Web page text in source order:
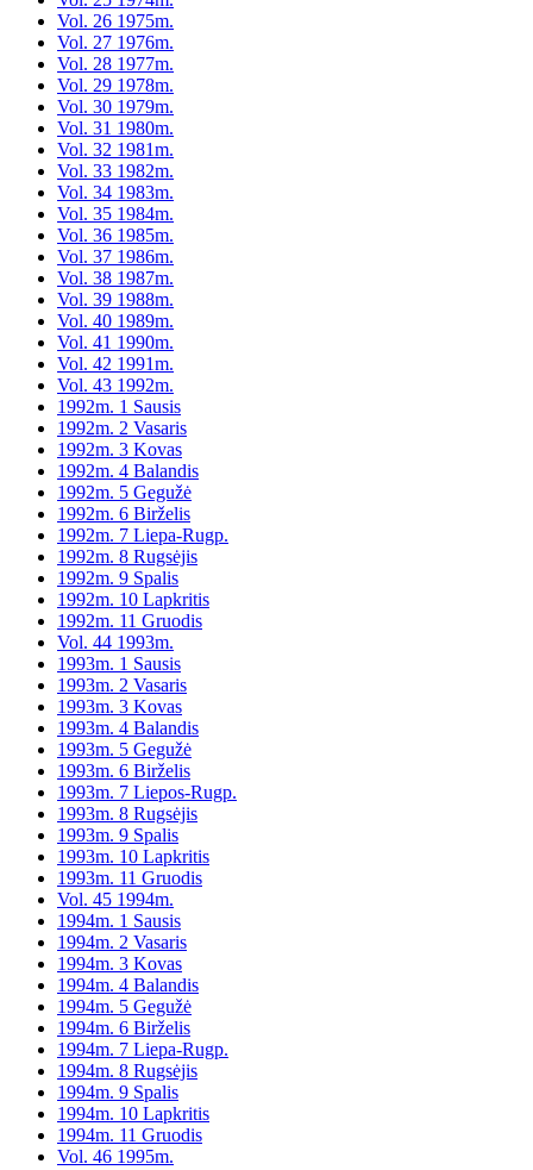
Vol. 26 1975m.
Vol. 27 1976m.
Vol. 28 1977m.
Vol. 29 1978m.
Vol. 30 1979m.
Vol. 31 1980m.
Vol. 32 1981m.
Vol. 33 1982m.
Vol. 34 1983m.
Vol. 35 1984m.
Vol. 36 1985m.
Vol. 37 1986m.
Vol. 38 1987m.
Vol. 39 1988m.
Vol. 40 1989m.
Vol. 41 1990m.
Vol. 42 1991m.
Vol. 43 1992m.
1992m. 1 Sausis
1992m. 2 Vasaris
1992m. 3 Kovas
1992m. 4 Balandis
1992m. 5 Gegužė
1992m. 6 Birželis
1992m. 7 Liepa-Rugp.
1992m. 8 Rugsėjis
1992m. 9 Spalis
1992m. 10 Lapkritis
1992m. 11 Gruodis
Vol. 44 1993m.
1993m. 1 Sausis
1993m. 2 Vasaris
1993m. 3 Kovas
1993m. 4 Balandis
1993m. 5 Gegužė
1993m. 6 Birželis
1993m. 7 Liepos-Rugp.
1993m. 8 Rugsėjis
1993m. 9 Spalis
1993m. 10 Lapkritis
1993m. 11 Gruodis
Vol. 45 1994m.
1994m. 1 Sausis
1994m. 2 Vasaris
1994m. 3 Kovas
1994m. 4 Balandis
1994m. 5 Gegužė
1994m. 6 Birželis
1994m. 7 Liepa-Rugp.
1994m. 8 Rugsėjis
1994m. 9 Spalis
1994m. 10 Lapkritis
1994m. 11 Gruodis
Vol. 46 1995m.